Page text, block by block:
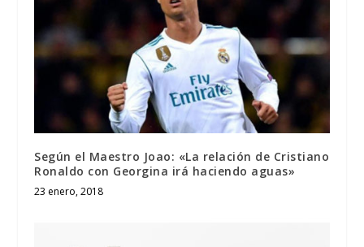
Según el Maestro Joao: «La relación de Cristiano
Ronaldo con Georgina irá haciendo aguas»
23 enero, 2018